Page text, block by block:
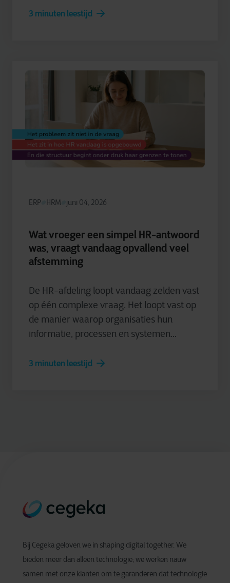
3 minuten leestijd
ERP HRM juni 04, 2026
Wat vroeger een simpel HR-antwoord
was, vraagt vandaag opvallend veel
afstemming
De HR-afdeling loopt vandaag zelden vast
op één complexe vraag. Het loopt vast op
de manier waarop organisaties hun
informatie, processen en systemen...
3 minuten leestijd
Bij Cegeka geloven we in shaping digital together. We
bieden meer dan alleen technologie; we werken nauw
samen met onze klanten om te garanderen dat technologie